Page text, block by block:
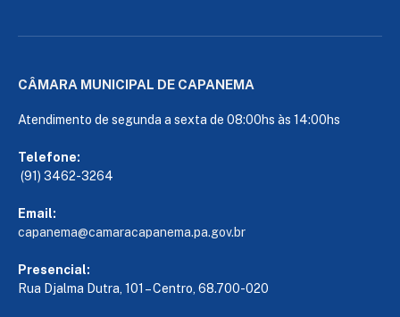
CÂMARA MUNICIPAL DE CAPANEMA
Atendimento de segunda a sexta de 08:00hs às 14:00hs
Telefone:
(91) 3462-3264
Email:
capanema@camaracapanema.pa.gov.br
Presencial:
Rua Djalma Dutra, 101 – Centro, 68.700-020